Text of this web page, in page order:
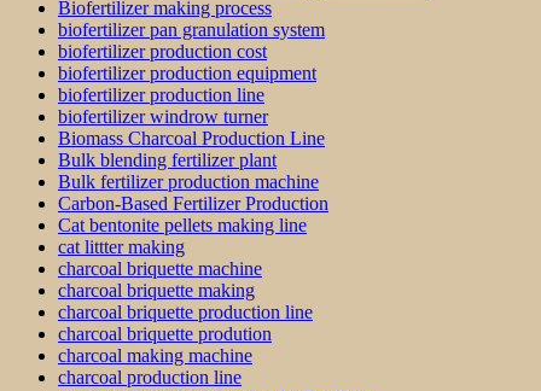
Biofertilizer making process
biofertilizer pan granulation system
biofertilizer production cost
biofertilizer production equipment
biofertilizer production line
biofertilizer windrow turner
Biomass Charcoal Production Line
Bulk blending fertilizer plant
Bulk fertilizer production machine
Carbon-Based Fertilizer Production
Cat bentonite pellets making line
cat littter making
charcoal briquette machine
charcoal briquette making
charcoal briquette production line
charcoal briquette prodution
charcoal making machine
charcoal production line